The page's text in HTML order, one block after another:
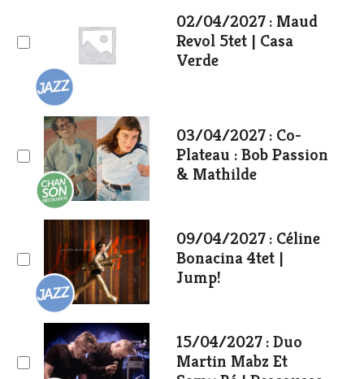
02/04/2027 : Maud
Revol 5tet | Casa
Verde
03/04/2027 : Co-
Plateau : Bob Passion
& Mathilde
09/04/2027 : Céline
Bonacina 4tet |
Jump!
15/04/2027 : Duo
Martin Mabz Et